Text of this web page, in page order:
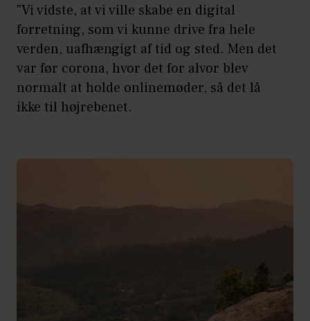
"Vi vidste, at vi ville skabe en digital
forretning, som vi kunne drive fra hele
verden, uafhængigt af tid og sted. Men det
var før corona, hvor det for alvor blev
normalt at holde onlinemøder, så det lå
ikke til højrebenet.